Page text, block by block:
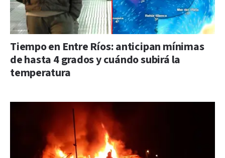
Tiempo en Entre Ríos: anticipan mínimas
de hasta 4 grados y cuándo subirá la
temperatura